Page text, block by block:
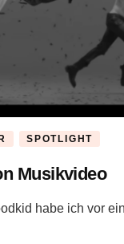
SPOTLIGHT
Musikvideo
habe ich vor